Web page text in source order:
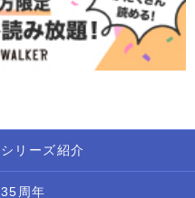
シリーズ紹介
35周年